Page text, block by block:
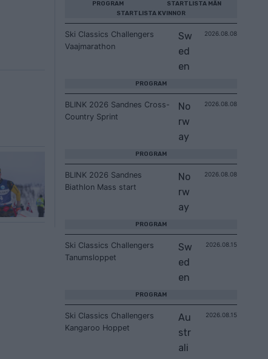
PROGRAM
STARTLISTA MÄN
STARTLISTA KVINNOR
Ski Classics Challengers
Vaajmarathon
Sw
ed
en
2026.08.08
PROGRAM
BLINK 2026 Sandnes Cross-
Country Sprint
No
rw
ay
2026.08.08
PROGRAM
BLINK 2026 Sandnes
Biathlon Mass start
No
rw
ay
2026.08.08
PROGRAM
Ski Classics Challengers
Tanumsloppet
Sw
ed
en
2026.08.15
PROGRAM
Ski Classics Challengers
Kangaroo Hoppet
Au
str
ali
2026.08.15